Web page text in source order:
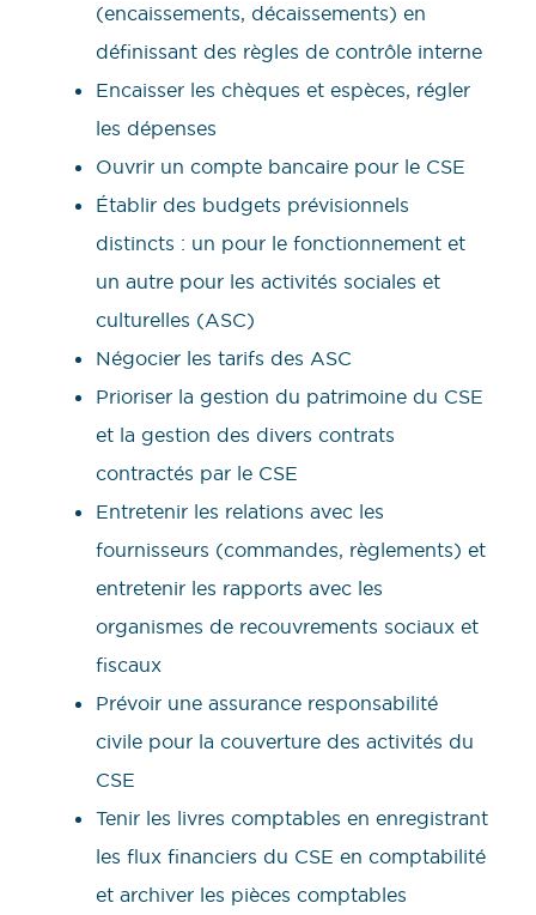
(encaissements, décaissements) en
définissant des règles de contrôle interne
Encaisser les chèques et espèces, régler
les dépenses
Ouvrir un compte bancaire pour le CSE
Établir des budgets prévisionnels
distincts : un pour le fonctionnement et
un autre pour les activités sociales et
culturelles (ASC)
Négocier les tarifs des ASC
Prioriser la gestion du patrimoine du CSE
et la gestion des divers contrats
contractés par le CSE
Entretenir les relations avec les
fournisseurs (commandes, règlements) et
entretenir les rapports avec les
organismes de recouvrements sociaux et
fiscaux
Prévoir une assurance responsabilité
civile pour la couverture des activités du
CSE
Tenir les livres comptables en enregistrant
les flux financiers du CSE en comptabilité
et archiver les pièces comptables